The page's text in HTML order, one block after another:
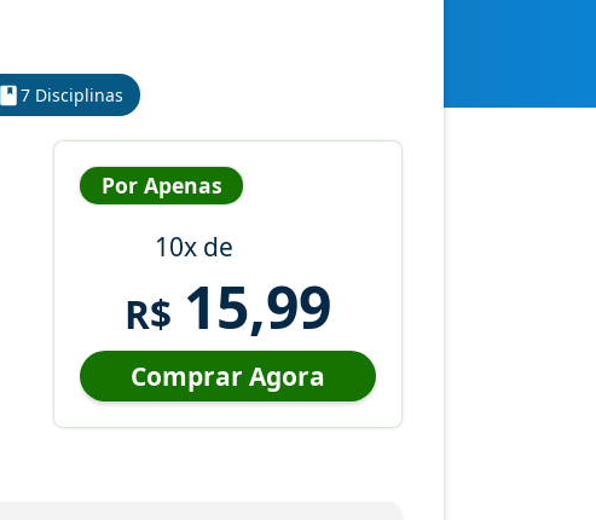
7 Disciplinas
Por Apenas
10x de
R$ 15,99
Comprar Agora